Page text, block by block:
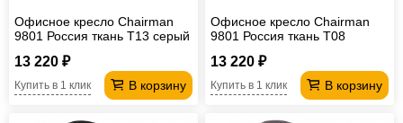
Офисное кресло Chairman
9801 Россия ткань Т13 серый
13 220 ₽
В корзину
Купить в 1 клик
Офисное кресло Chairman
9801 Россия ткань T08
13 220 ₽
В корзину
Купить в 1 клик